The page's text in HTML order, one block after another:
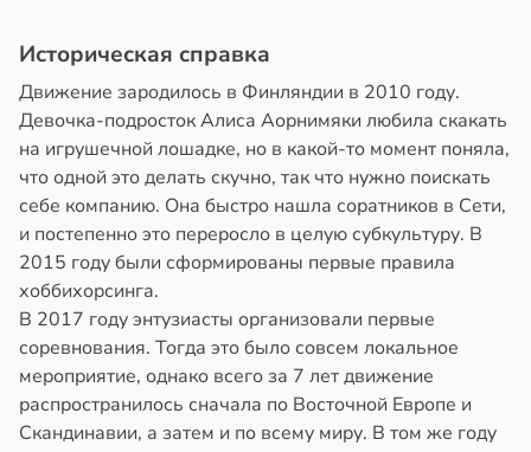
Историческая справка
Движение зародилось в Финляндии в 2010 году.
Девочка-подросток Алиса Аорнимяки любила скакать
на игрушечной лошадке, но в какой-то момент поняла,
что одной это делать скучно, так что нужно поискать
себе компанию. Она быстро нашла соратников в Сети,
и постепенно это переросло в целую субкультуру. В
2015 году были сформированы первые правила
хоббихорсинга.
В 2017 году энтузиасты организовали первые
соревнования. Тогда это было совсем локальное
мероприятие, однако всего за 7 лет движение
распространилось сначала по Восточной Европе и
Скандинавии, а затем и по всему миру. В том же году